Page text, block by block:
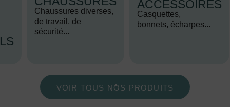
ACCESSOIRES
VOIR TOUS NOS PRODUITS